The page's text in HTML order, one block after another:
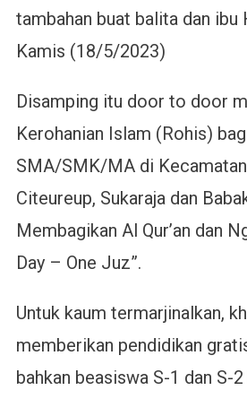
tambahan buat balita dan ibu
Kamis (18/5/2023)
Disamping itu door to door
Kerohanian Islam (Rohis)
SMA/SMK/MA di
Citeureup, Sukaraja dan
Membagikan Al Qur’an dan
Day – One Juz”.
Untuk kaum termarjinalkan,
memberikan pendidikan
bahkan beasiswa S-1 dan S-